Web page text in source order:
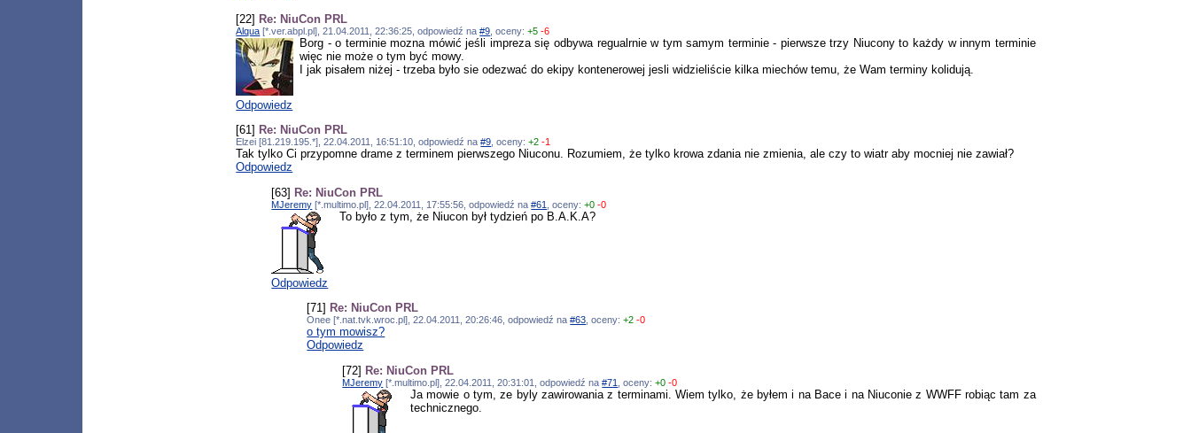
[22] Re: NiuCon PRL
Alqua [*.ver.abpl.pl], 21.04.2011, 22:36:25, odpowiedź na#9 , oceny:+5 -6
Borg - o terminie mozna mówić jeśli impreza się odbywa regualrnie w tym samym terminie - pierwsze trzy Niucony to każdy w innym terminie
więc nie może o tym być mowy.
I jak pisałem niżej - trzeba było sie odezwać do ekipy kontenerowej jesli widzieliście kilka miechów temu, że Wam terminy kolidują.
Odpowiedz
[61] Re: NiuCon PRL
Elzei [81.219.195.*], 22.04.2011, 16:51:10, odpowiedź na#9 , oceny:+2 -1
Tak tylko Ci przypomne drame z terminem pierwszego Niuconu. Rozumiem, że tylko krowa zdania nie zmienia, ale czy to wiatr aby mocniej nie zawiał?
Odpowiedz
[63] Re: NiuCon PRL
MJeremy [*.multimo.pl], 22.04.2011, 17:55:56, odpowiedź na#61 , oceny:+0 -0
To było z tym, że Niucon był tydzień po B.A.K.A?
Odpowiedz
[71] Re: NiuCon PRL
Onee [*.nat.tvk.wroc.pl], 22.04.2011, 20:26:46, odpowiedź na#63 , oceny:+2 -0
o tym mowisz?
Odpowiedz
[72] Re: NiuCon PRL
MJeremy [*.multimo.pl], 22.04.2011, 20:31:01, odpowiedź na#71 , oceny:+0 -0
Ja mowie o tym, ze byly zawirowania z terminami. Wiem tylko, że byłem i na Bace i na Niuconie z WWFF robiąc tam za
technicznego.